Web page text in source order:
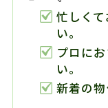
忙しく
い。
プロに
い。
新着の